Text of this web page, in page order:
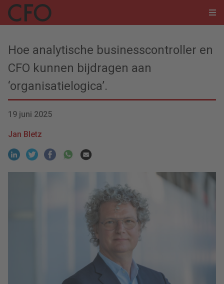
Hoe analytische businesscontroller en
CFO kunnen bijdragen aan
‘organisatielogica’.
19 juni 2025
Jan Bletz